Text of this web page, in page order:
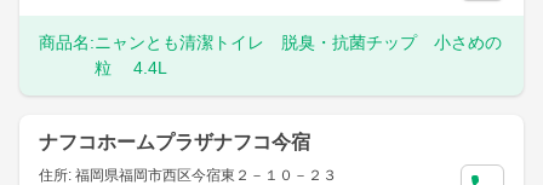
商品名:ニャンとも清潔トイレ 脱臭・抗菌チップ 小さめの
粒 4.4L
ナフコホームプラザナフコ今宿
住所: 福岡県福岡市西区今宿東２－１０－２３